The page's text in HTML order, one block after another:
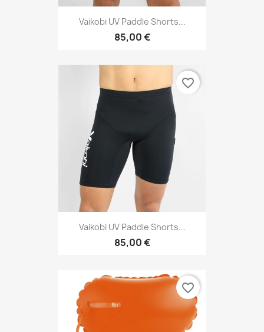
Vaikobi UV Paddle Shorts...
85,00 €
Vaikobi UV Paddle Shorts...
85,00 €
favorite_border
favorite_border